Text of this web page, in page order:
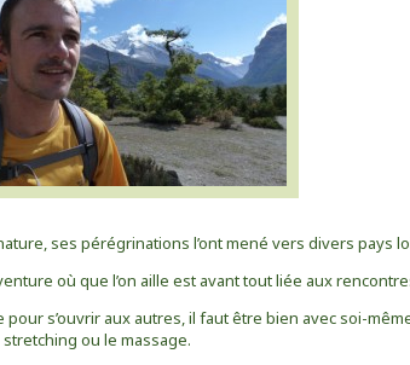
ses pérégrinations l’ont mené vers divers pays
où que l’on aille est avant tout liée aux
s’ouvrir aux autres, il faut être bien avec soi-
ou le massage.